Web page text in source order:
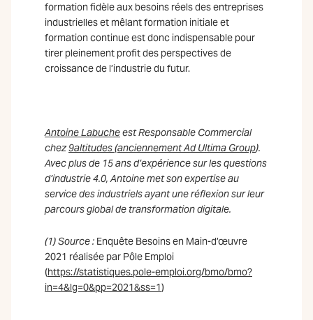
formation fidèle aux besoins réels des entreprises
industrielles et mêlant formation initiale et
formation continue est donc indispensable pour
tirer pleinement profit des perspectives de
croissance de l’industrie du futur.
Antoine Labucheest Responsable Commercial
chez9altitudes (anciennement Ad Ultima Group).
Avec plus de 15 ans d’expérience sur les questions
d’industrie 4.0, Antoine met son expertise au
service des industriels ayant une réflexion sur leur
parcours global de transformation digitale.
(1) Source : Enquête Besoins en Main-d’œuvre
2021 réalisée par Pôle Emploi
(https://statistiques.pole-emploi.org/bmo/bmo?
in=4&lg=0&pp=2021&ss=1)